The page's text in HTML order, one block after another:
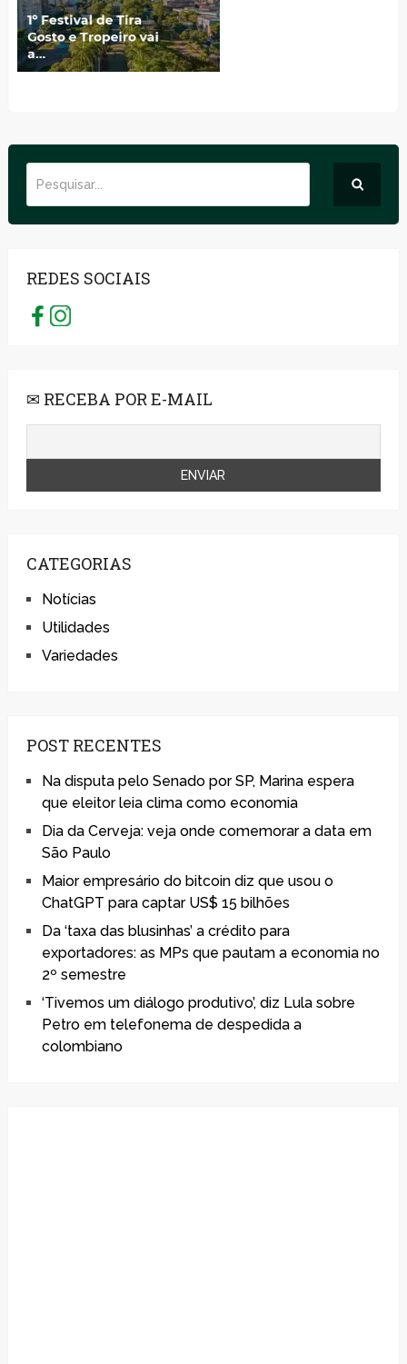
REDES SOCIAIS
✉ RECEBA POR E-MAIL
CATEGORIAS
Notícias
Utilidades
Variedades
POST RECENTES
Na disputa pelo Senado por SP, Marina espera
que eleitor leia clima como economia
Dia da Cerveja: veja onde comemorar a data em
São Paulo
Maior empresário do bitcoin diz que usou o
ChatGPT para captar US$ 15 bilhões
Da ‘taxa das blusinhas’ a crédito para
exportadores: as MPs que pautam a economia no
2º semestre
‘Tivemos um diálogo produtivo’, diz Lula sobre
Petro em telefonema de despedida a
colombiano